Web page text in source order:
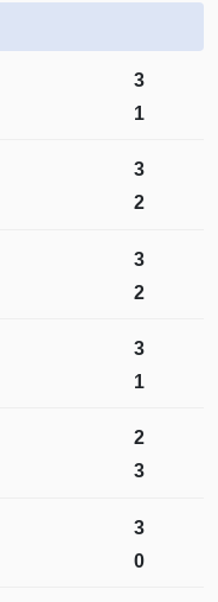
3
1
3
2
3
2
3
1
2
3
3
0